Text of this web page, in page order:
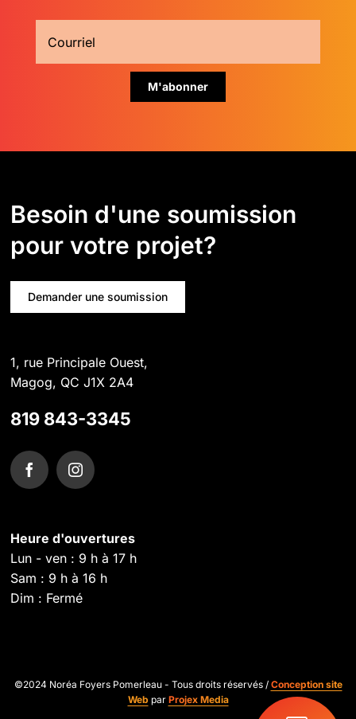
Besoin d'une soumission
pour votre projet?
Demander une soumission
1, rue Principale Ouest,
Magog, QC J1X 2A4
819 843-3345
Heure d'ouvertures
Lun - ven : 9 h à 17 h
Sam : 9 h à 16 h
Dim : Fermé
©2024 Noréa Foyers Pomerleau - Tous droits réservés / Conception site
Web par Projex Media